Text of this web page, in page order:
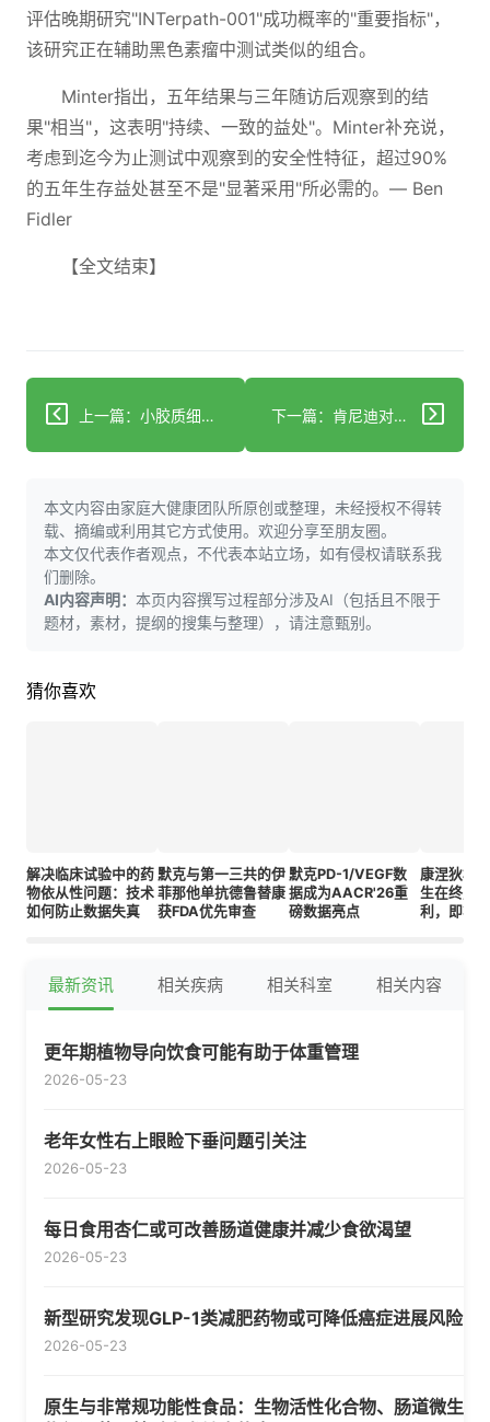
评估晚期研究"INTerpath-001"成功概率的"重要指标"，
该研究正在辅助黑色素瘤中测试类似的组合。
Minter指出，五年结果与三年随访后观察到的结
果"相当"，这表明"持续、一致的益处"。Minter补充说，
考虑到迄今为止测试中观察到的安全性特征，超过90%
的五年生存益处甚至不是"显著采用"所必需的。— Ben
Fidler
【全文结束】
上一篇：小胶质细胞脂肪过载与快速进展型多发性硬化症相关联 下一篇：肯尼迪对药物审批速度的混乱主张
本文内容由家庭大健康团队所原创或整理，未经授权不得转
载、摘编或利用其它方式使用。欢迎分享至朋友圈。
本文仅代表作者观点，不代表本站立场，如有侵权请联系我
们删除。
AI内容声明： 本页内容撰写过程部分涉及AI（包括且不限于
题材，素材，提纲的搜集与整理），请注意甄别。
猜你喜欢
解决临床试验中的药
物依从性问题：技术
如何防止数据失真
默克与第一三共的伊
菲那他单抗德鲁替康
获FDA优先审查
默克PD-1/VEGF数
据成为AACR'26重
磅数据亮点
康涅狄格
生在终点
利，即将
最新资讯 相关疾病 相关科室 相关内容
更年期植物导向饮食可能有助于体重管理
2026-05-23
老年女性右上眼睑下垂问题引关注
2026-05-23
每日食用杏仁或可改善肠道健康并减少食欲渴望
2026-05-23
新型研究发现GLP-1类减肥药物或可降低癌症进展风险
2026-05-23
原生与非常规功能性食品：生物活性化合物、肠道微生